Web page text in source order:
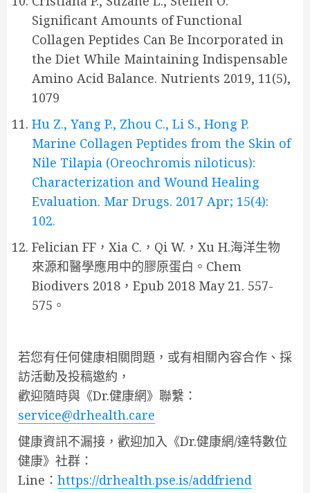
Significant Amounts of Functional
Collagen Peptides Can Be Incorporated in
the Diet While Maintaining Indispensable
Amino Acid Balance. Nutrients 2019, 11(5),
1079
Hu Z., Yang P., Zhou C., Li S., Hong P.
Marine Collagen Peptides from the Skin of
Nile Tilapia (Oreochromis niloticus):
Characterization and Wound Healing
Evaluation. Mar Drugs. 2017 Apr; 15(4):
102.
Felician FF，Xia C.，Qi W.，Xu H.海洋生物
來源和醫學應用中的膠原蛋白。 Chem
Biodivers 2018，Epub 2018 May 21. 557-
575。
若您有任何健康相關問題，或有相關內容合作、採
訪活動及投稿邀約，
歡迎隨時與《Dr.健康網》聯繫：
service@drhealth.care
健康資訊不漏接，歡迎加入《Dr.健康網/達特數位
健康》社群：
Line： https://drhealth.pse.is/addfriend